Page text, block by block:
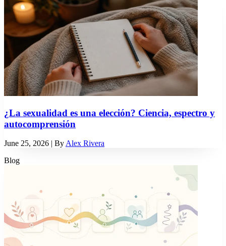
¿La sexualidad es una elección? Ciencia, espectro y
autocomprensión
June 25, 2026 | ByAlex Rivera
Blog